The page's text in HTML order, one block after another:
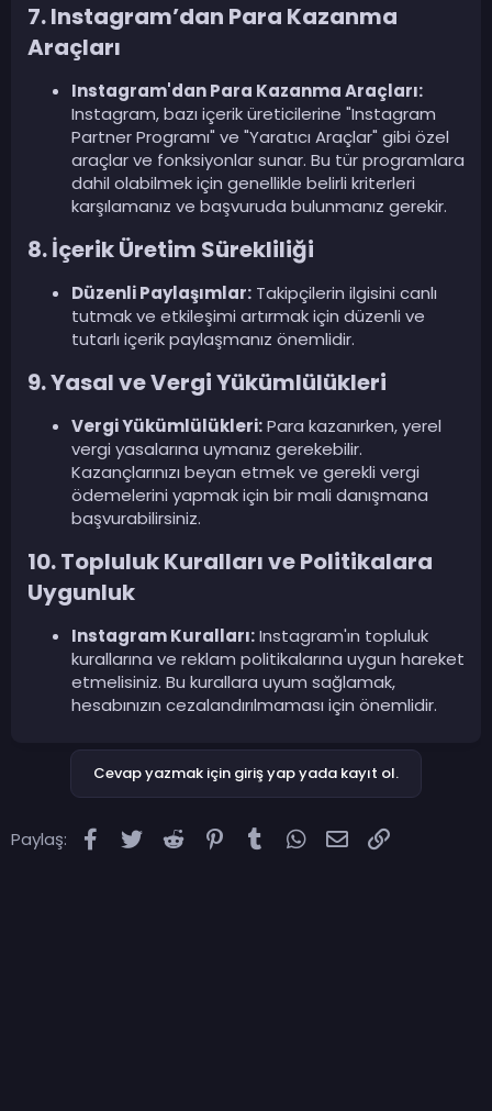
7. Instagram’dan Para Kazanma
Araçları
Instagram'dan Para Kazanma Araçları:
Instagram, bazı içerik üreticilerine "Instagram
Partner Programı" ve "Yaratıcı Araçlar" gibi özel
araçlar ve fonksiyonlar sunar. Bu tür programlara
dahil olabilmek için genellikle belirli kriterleri
karşılamanız ve başvuruda bulunmanız gerekir.
8. İçerik Üretim Sürekliliği
Düzenli Paylaşımlar: Takipçilerin ilgisini canlı
tutmak ve etkileşimi artırmak için düzenli ve
tutarlı içerik paylaşmanız önemlidir.
9. Yasal ve Vergi Yükümlülükleri
Vergi Yükümlülükleri:Para kazanırken, yerel
vergi yasalarına uymanız gerekebilir.
Kazançlarınızı beyan etmek ve gerekli vergi
ödemelerini yapmak için bir mali danışmana
başvurabilirsiniz.
10. Topluluk Kuralları ve Politikalara
Uygunluk
Instagram Kuralları:Instagram'ın topluluk
kurallarına ve reklam politikalarına uygun hareket
etmelisiniz. Bu kurallara uyum sağlamak,
hesabınızın cezalandırılmaması için önemlidir.
Cevap yazmak için giriş yap yada kayıt ol.
Paylaş: Facebook
Twitter Reddit Pinterest
Tumblr WhatsApp
E-posta